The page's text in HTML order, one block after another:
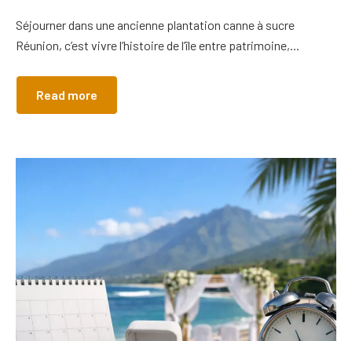
Séjourner dans une ancienne plantation canne à sucre
Réunion, c’est vivre l’histoire de l’île entre patrimoine,...
Read more